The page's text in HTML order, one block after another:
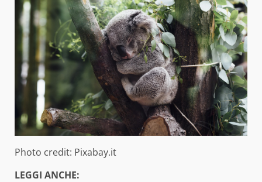
Photo credit: Pixabay.it
LEGGI ANCHE: